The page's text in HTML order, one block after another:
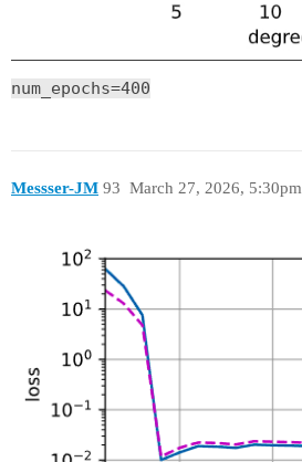
num_epochs=400
Messser-JM March 27, 2026, 5:30pm
93